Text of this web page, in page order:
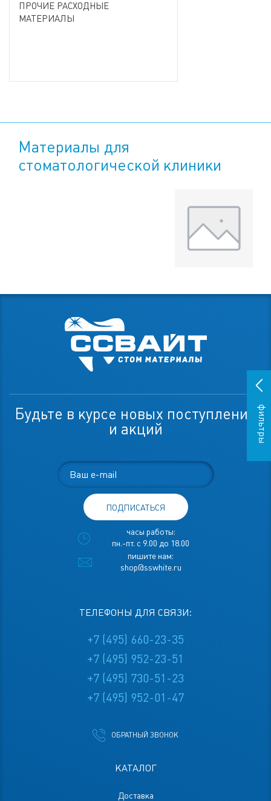
фильтры
ПРОЧИЕ РАСХОДНЫЕ
МАТЕРИАЛЫ
Материалы для
стоматологической клиники
КАТАЛОГ
Доставка
Будьте в курсе новых поступлений
и акций
ПОДПИСАТЬСЯ
часы работы:
пн.-пт. с 9.00 до 18.00
пишите нам:
shop@sswhite.ru
ТЕЛЕФОНЫ ДЛЯ СВЯЗИ:
+7 (495) 660-23-35
+7 (495) 952-23-51
+7 (495) 730-51-23
+7 (495) 952-01-47
ОБРАТНЫЙ ЗВОНОК